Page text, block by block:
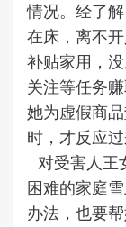
情况。经了
在床，离不
补贴家用，
关注等任务
她为虚假商
时，才反应
对受害人王
困难的家庭
办法，也要